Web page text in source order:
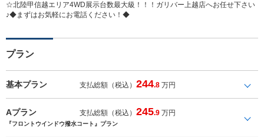
☆北陸甲信越エリア4WD展示台数最大級！！！ガリバー上越店へお任せ下さい
♪◆まずはお気軽にお電話ください！◆
プラン
基本プラン 支払総額（税込）244.8 万円
Aプラン 支払総額（税込）245.9 万円
『フロントウインドウ撥水コート』プラン